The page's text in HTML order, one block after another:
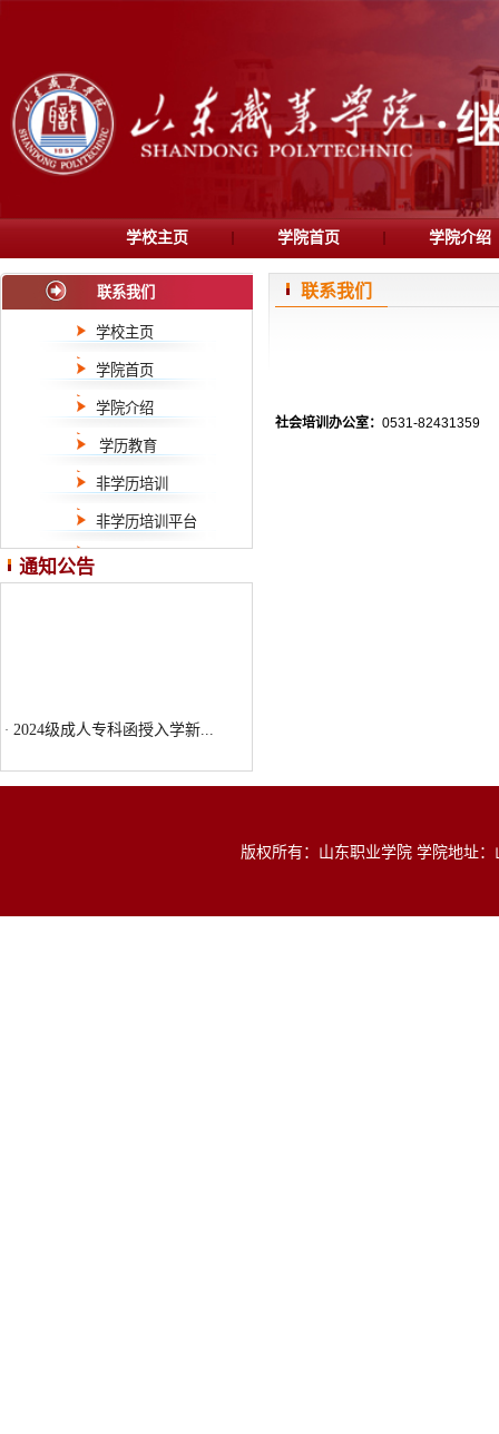
学校主页 学院首页 学院介绍
联系我们
学校主页
学院首页
学院介绍
学历教育
非学历培训
非学历培训平台
通知公告
· 2024级成人专科函授入学新...
2024级成人专科函授入学新...
联系我们
社会培训办公室： 0531-82431359
版权所有：山东职业学院 学院地址：